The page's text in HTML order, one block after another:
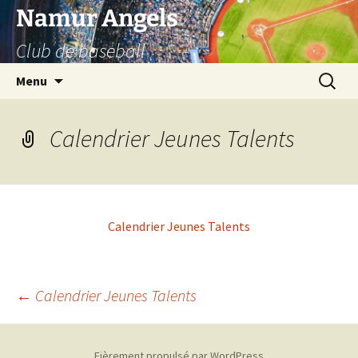
Aller
au
contenu
Namur Angels
Club de baseball
Menu
Calendrier Jeunes Talents
Calendrier Jeunes Talents
Navigation
← Calendrier Jeunes Talents